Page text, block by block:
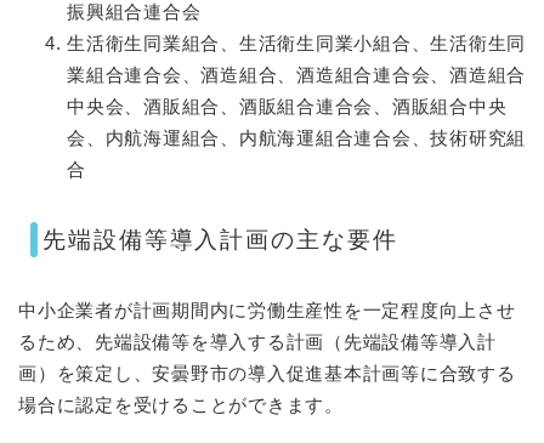
振興組合連合会
生活衛生同業組合、生活衛生同業小組合、生活衛生同
業組合連合会、酒造組合、酒造組合連合会、酒造組合
中央会、酒販組合、酒販組合連合会、酒販組合中央
会、内航海運組合、内航海運組合連合会、技術研究組
合
先端設備等導入計画の主な要件
中小企業者が計画期間内に労働生産性を一定程度向上させ
るため、先端設備等を導入する計画（先端設備等導入計
画）を策定し、安曇野市の導入促進基本計画等に合致する
場合に認定を受けることができます。